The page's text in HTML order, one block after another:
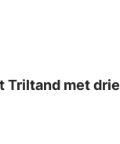
Triltand met drie